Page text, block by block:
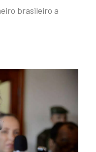
brasileiro a